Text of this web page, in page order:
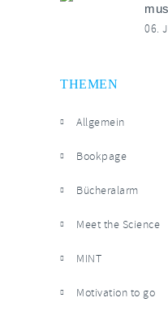
06.
THEMEN
Allgemein
Bookpage
Bücheralarm
Meet the Science
MINT
Motivation to go